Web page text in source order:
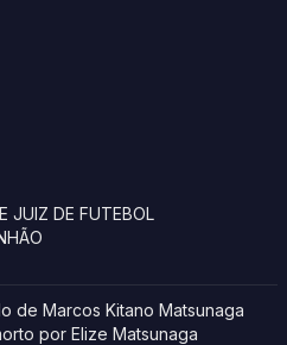
JUIZ DE FUTEBOL
de Marcos Kitano Matsunaga
por Elize Matsunaga